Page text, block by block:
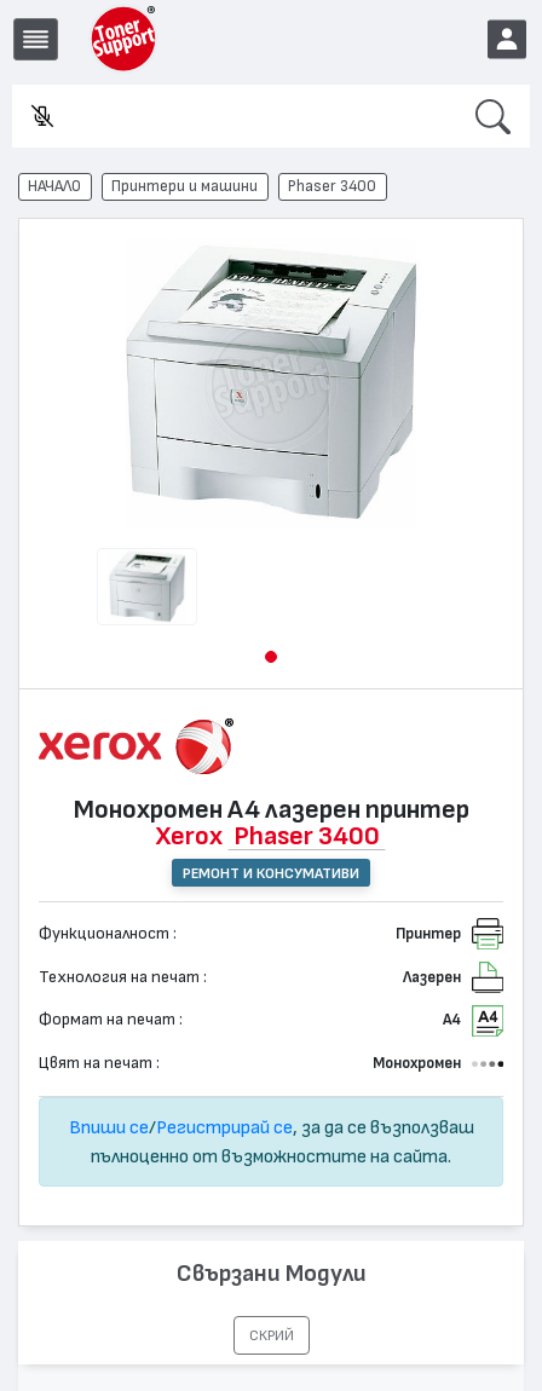
EUR
НАЧАЛО Принтери и машини Phaser 3400
Монохромен А4 лазерен принтер
Xerox Phaser 3400
РЕМОНТ И КОНСУМАТИВИ
Функционалност : Принтер
Технология на печат : Лазерен
Формат на печат : А4
Цвят на печат : Монохромен
Впиши се/Регистрирай се, за да се възползваш
пълноценно от възможностите на сайта.
Свързани Модули
СКРИЙ